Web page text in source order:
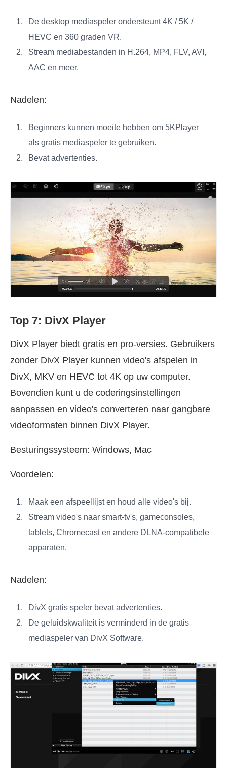
De desktop mediaspeler ondersteunt 4K / 5K /
HEVC en 360 graden VR.
Stream mediabestanden in H.264, MP4, FLV, AVI,
AAC en meer.
Nadelen:
Beginners kunnen moeite hebben om 5KPlayer
als gratis mediaspeler te gebruiken.
Bevat advertenties.
Top 7: DivX Player
DivX Player biedt gratis en pro-versies. Gebruikers
zonder DivX Player kunnen video's afspelen in
DivX, MKV en HEVC tot 4K op uw computer.
Bovendien kunt u de coderingsinstellingen
aanpassen en video's converteren naar gangbare
videoformaten binnen DivX Player.
Besturingssysteem: Windows, Mac
Voordelen:
Maak een afspeellijst en houd alle video's bij.
Stream video's naar smart-tv's, gameconsoles,
tablets, Chromecast en andere DLNA-compatibele
apparaten.
Nadelen:
DivX gratis speler bevat advertenties.
De geluidskwaliteit is verminderd in de gratis
mediaspeler van DivX Software.